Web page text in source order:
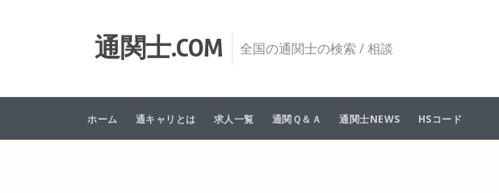
通関士.COM 全国の通関士の検索 / 相談
ホーム 通キャリとは 求人一覧 通関Ｑ＆Ａ 通関士NEWS HSコード